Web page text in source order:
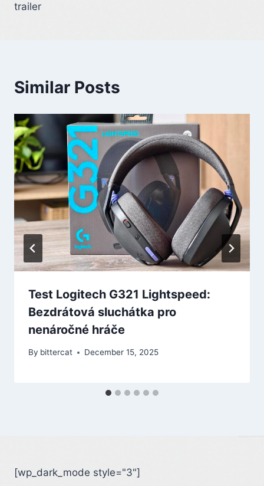
trailer
Similar Posts
Test Logitech G321 Lightspeed:
Bezdrátová sluchátka pro
nenáročné hráče
By bittercat December 15, 2025
[wp_dark_mode style="3"]